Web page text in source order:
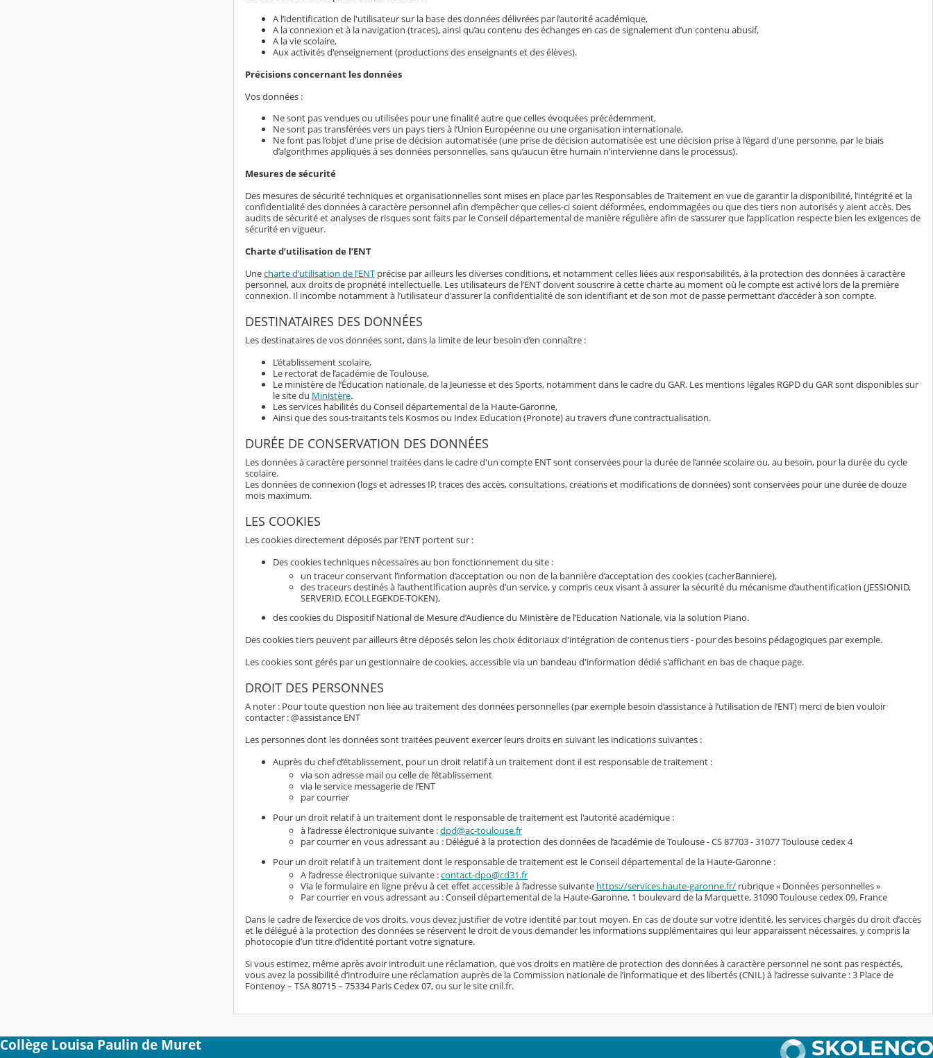
A l’identification de l'utilisateur sur la base des données délivrées par l’autorité académique,
A la connexion et à la navigation (traces), ainsi qu’au contenu des échanges en cas de signalement d’un contenu abusif,
A la vie scolaire,
Aux activités d'enseignement (productions des enseignants et des élèves).
Précisions concernant les données
Vos données :
Ne sont pas vendues ou utilisées pour une finalité autre que celles évoquées précédemment,
Ne sont pas transférées vers un pays tiers à l’Union Européenne ou une organisation internationale,
Ne font pas l’objet d’une prise de décision automatisée (une prise de décision automatisée est une décision prise à l’égard d’une personne, par le biais
d’algorithmes appliqués à ses données personnelles, sans qu’aucun être humain n’intervienne dans le processus).
Mesures de sécurité
Des mesures de sécurité techniques et organisationnelles sont mises en place par les Responsables de Traitement en vue de garantir la disponibilité, l’intégrité et la
confidentialité des données à caractère personnel afin d’empêcher que celles-ci soient déformées, endommagées ou que des tiers non autorisés y aient accès. Des
audits de sécurité et analyses de risques sont faits par le Conseil départemental de manière régulière afin de s’assurer que l’application respecte bien les exigences de
sécurité en vigueur.
Charte d’utilisation de l’ENT
Unecharte d’utilisation de l’ENT précise par ailleurs les diverses conditions, et notamment celles liées aux responsabilités, à la protection des données à caractère
personnel, aux droits de propriété intellectuelle. Les utilisateurs de l’ENT doivent souscrire à cette charte au moment où le compte est activé lors de la première
connexion. Il incombe notamment à l’utilisateur d'assurer la confidentialité de son identifiant et de son mot de passe permettant d’accéder à son compte.
DESTINATAIRES DES DONNÉES
Les destinataires de vos données sont, dans la limite de leur besoin d’en connaître :
L’établissement scolaire,
Le rectorat de l’académie de Toulouse,
Le ministère de l’Éducation nationale, de la Jeunesse et des Sports, notamment dans le cadre du GAR. Les mentions légales RGPD du GAR sont disponibles sur
le site du Ministère.
Les services habilités du Conseil départemental de la Haute-Garonne,
Ainsi que des sous-traitants tels Kosmos ou Index Education (Pronote) au travers d’une contractualisation.
DURÉE DE CONSERVATION DES DONNÉES
Les données à caractère personnel traitées dans le cadre d'un compte ENT sont conservées pour la durée de l’année scolaire ou, au besoin, pour la durée du cycle
scolaire.
Les données de connexion (logs et adresses IP, traces des accès, consultations, créations et modifications de données) sont conservées pour une durée de douze
mois maximum.
LES COOKIES
Les cookies directement déposés par l’ENT portent sur :
Des cookies techniques nécessaires au bon fonctionnement du site :
un traceur conservant l’information d’acceptation ou non de la bannière d’acceptation des cookies (cacherBanniere),
des traceurs destinés à l’authentification auprès d’un service, y compris ceux visant à assurer la sécurité du mécanisme d’authentification (JESSIONID,
SERVERID, ECOLLEGEKDE-TOKEN),
des cookies du Dispositif National de Mesure d’Audience du Ministère de l’Education Nationale, via la solution Piano.
Des cookies tiers peuvent par ailleurs être déposés selon les choix éditoriaux d'intégration de contenus tiers - pour des besoins pédagogiques par exemple.
Les cookies sont gérés par un gestionnaire de cookies, accessible via un bandeau d'information dédié s'affichant en bas de chaque page.
DROIT DES PERSONNES
A noter : Pour toute question non liée au traitement des données personnelles (par exemple besoin d’assistance à l’utilisation de l’ENT) merci de bien vouloir
contacter : @assistance ENT
Les personnes dont les données sont traitées peuvent exercer leurs droits en suivant les indications suivantes :
Auprès du chef d’établissement, pour un droit relatif à un traitement dont il est responsable de traitement :
via son adresse mail ou celle de l’établissement
via le service messagerie de l’ENT
par courrier
Pour un droit relatif à un traitement dont le responsable de traitement est l'autorité académique :
à l’adresse électronique suivante :dpd@ac-toulouse.fr
par courrier en vous adressant au : Délégué à la protection des données de l’académie de Toulouse - CS 87703 - 31077 Toulouse cedex 4
Pour un droit relatif à un traitement dont le responsable de traitement est le Conseil départemental de la Haute-Garonne :
A l’adresse électronique suivante :contact-dpo@cd31.fr
Via le formulaire en ligne prévu à cet effet accessible à l’adresse suivante https://services.haute-garonne.fr/ rubrique « Données personnelles »
Par courrier en vous adressant au : Conseil départemental de la Haute-Garonne, 1 boulevard de la Marquette, 31090 Toulouse cedex 09, France
Dans le cadre de l’exercice de vos droits, vous devez justifier de votre identité par tout moyen. En cas de doute sur votre identité, les services chargés du droit d’accès
et le délégué à la protection des données se réservent le droit de vous demander les informations supplémentaires qui leur apparaissent nécessaires, y compris la
photocopie d’un titre d’identité portant votre signature.
Si vous estimez, même après avoir introduit une réclamation, que vos droits en matière de protection des données à caractère personnel ne sont pas respectés,
vous avez la possibilité d’introduire une réclamation auprès de la Commission nationale de l’informatique et des libertés (CNIL) à l’adresse suivante : 3 Place de
Fontenoy – TSA 80715 – 75334 Paris Cedex 07, ou sur le site cnil.fr.
Collège Louisa Paulin de Muret